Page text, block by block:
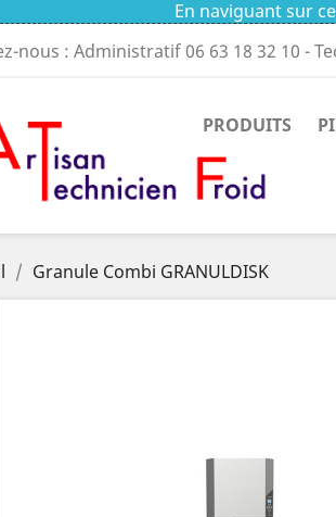
En naviguant sur
nous : Administratif06 63 18 32 10 -
PRODUITS
Granule Combi GRANULDISK